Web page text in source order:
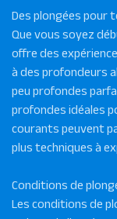
Des plongées pour
Que vous soyez
offre des
à des profondeurs
peu profondes
profondes idéales
courants peuvent
plus techniques à
Conditions de
Les conditions de